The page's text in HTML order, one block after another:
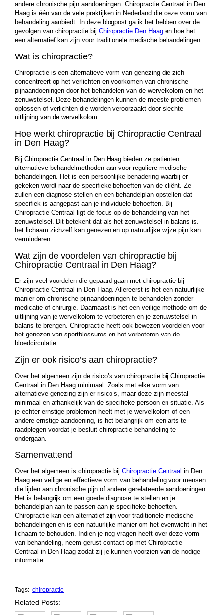
andere chronische pijn aandoeningen. Chiropractie Centraal in Den
Haag is één van de vele praktijken in Nederland die deze vorm van
behandeling aanbiedt. In deze blogpost ga ik het hebben over de
gevolgen van chiropractie bij Chiropractie Den Haag en hoe het
een alternatief kan zijn voor traditionele medische behandelingen.
Wat is chiropractie?
Chiropractie is een alternatieve vorm van genezing die zich
concentreert op het verlichten en voorkomen van chronische
pijnaandoeningen door het behandelen van de wervelkolom en het
zenuwstelsel. Deze behandelingen kunnen de meeste problemen
oplossen of verlichten die worden veroorzaakt door slechte
uitlijning van de wervelkolom.
Hoe werkt chiropractie bij Chiropractie Centraal
in Den Haag?
Bij Chiropractie Centraal in Den Haag bieden ze patiënten
alternatieve behandelmethoden aan voor reguliere medische
behandelingen. Het is een persoonlijke benadering waarbij er
gekeken wordt naar de specifieke behoeften van de cliënt. Ze
zullen een diagnose stellen en een behandelplan opstellen dat
specifiek is aangepast aan je individuele behoeften. Bij
Chiropractie Centraal ligt de focus op de behandeling van het
zenuwstelsel. Dit betekent dat als het zenuwstelsel in balans is,
het lichaam zichzelf kan genezen en op natuurlijke wijze pijn kan
verminderen.
Wat zijn de voordelen van chiropractie bij
Chiropractie Centraal in Den Haag?
Er zijn veel voordelen die gepaard gaan met chiropractie bij
Chiropractie Centraal in Den Haag. Allereerst is het een natuurlijke
manier om chronische pijnaandoeningen te behandelen zonder
medicatie of chirurgie. Daarnaast is het een veilige methode om de
uitlijning van je wervelkolom te verbeteren en je zenuwstelsel in
balans te brengen. Chiropractie heeft ook bewezen voordelen voor
het genezen van sportblessures en het verbeteren van de
bloedcirculatie.
Zijn er ook risico’s aan chiropractie?
Over het algemeen zijn de risico’s van chiropractie bij Chiropractie
Centraal in Den Haag minimaal. Zoals met elke vorm van
alternatieve genezing zijn er risico’s, maar deze zijn meestal
minimaal en afhankelijk van de specifieke persoon en situatie. Als
je echter ernstige problemen heeft met je wervelkolom of een
andere ernstige aandoening, is het belangrijk om een ​​arts te
raadplegen voordat je besluit chiropractie behandeling te
ondergaan.
Samenvattend
Over het algemeen is chiropractie bij Chiropractie Centraal in Den
Haag een veilige en effectieve vorm van behandeling voor mensen
die lijden aan chronische pijn of andere gerelateerde aandoeningen.
Het is belangrijk om een ​​goede diagnose te stellen en je
behandelplan aan te passen aan je specifieke behoeften.
Chiropractie kan een alternatief zijn voor traditionele medische
behandelingen en is een natuurlijke manier om het evenwicht in het
lichaam te behouden. Indien je nog vragen heeft over deze vorm
van behandeling, neem gerust contact op met Chiropractie
Centraal in Den Haag zodat zij je kunnen voorzien van de nodige
informatie.
Tags: chiropractie
Related Posts: